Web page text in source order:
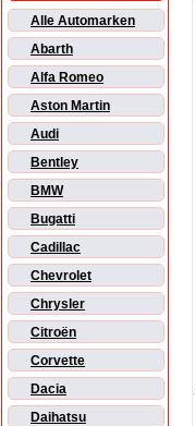
Alle Automarken
Abarth
Alfa Romeo
Aston Martin
Audi
Bentley
BMW
Bugatti
Cadillac
Chevrolet
Chrysler
Citroën
Corvette
Dacia
Daihatsu